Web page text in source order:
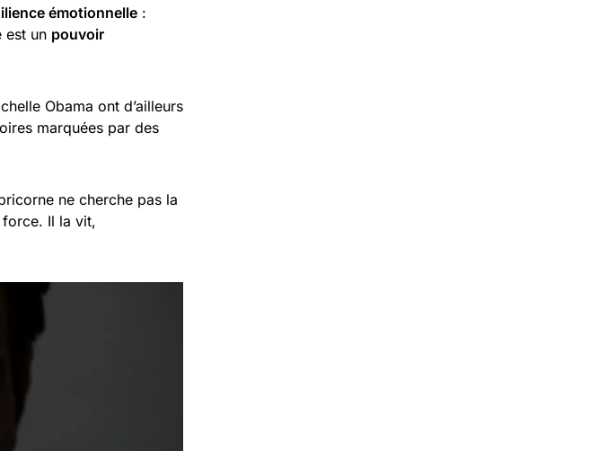
émotionnelle :
est un pouvoir
Obama ont d’ailleurs
marquées par des
ne cherche pas la
force. Il la vit,